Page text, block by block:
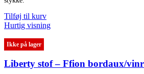
Tilføj til kurv
Hurtig visning
Ikke på lager
Liberty stof – Ffion bordaux/